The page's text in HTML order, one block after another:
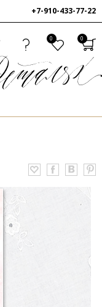
+7-910-433-77-22
0 0